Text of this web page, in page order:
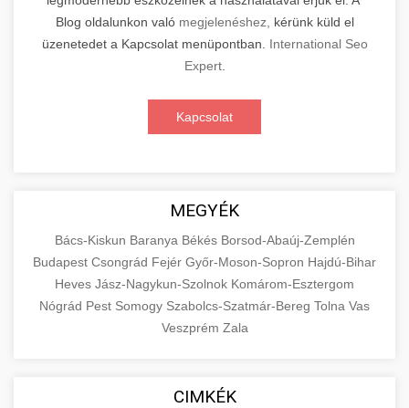
Blog oldalunkon való megjelenéshez,
kérünk küld el
üzenetedet a Kapcsolat menüpontban. International Seo
Expert.
Kapcsolat
MEGYÉK
Bács-Kiskun Baranya Békés Borsod-Abaúj-Zemplén
Budapest Csongrád Fejér Győr-Moson-Sopron Hajdú-Bihar
Heves Jász-Nagykun-Szolnok Komárom-Esztergom
Nógrád Pest Somogy Szabolcs-Szatmár-Bereg Tolna Vas
Veszprém Zala
CIMKÉK